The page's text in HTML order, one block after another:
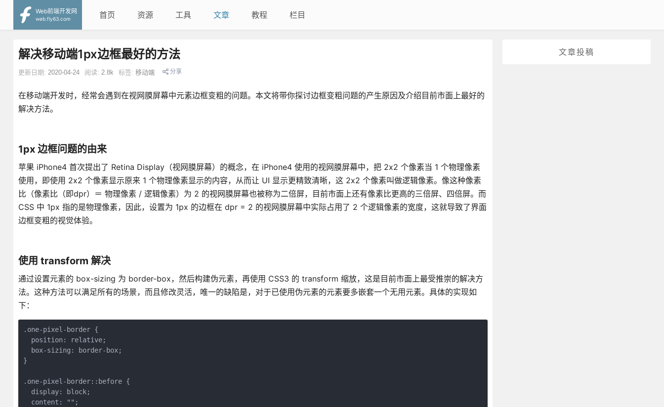
Web前端开发网
web.fly63.com
首页 资源 工具 文章 教程 栏目
文章投稿
解决移动端1px边框最好的方法
更新日期: 2020-04-24 阅读: 2.8k 标签: 移动端 分享
在移动端开发时，经常会遇到在视网膜屏幕中元素边框变粗的问题。本文将带你探讨边框变粗问题的产生原因及介绍目前市面上最好的
解决方法。
1px 边框问题的由来
苹果 iPhone4 首次提出了 Retina Display（视网膜屏幕）的概念，在 iPhone4 使用的视网膜屏幕中，把 2x2 个像素当 1 个物理像素
使用，即使用 2x2 个像素显示原来 1 个物理像素显示的内容，从而让 UI 显示更精致清晰，这 2x2 个像素叫做逻辑像素。像这种像素
比（像素比（即dpr）＝ 物理像素 / 逻辑像素）为 2 的视网膜屏幕也被称为二倍屏，目前市面上还有像素比更高的三倍屏、四倍屏。而
CSS 中 1px 指的是物理像素，因此，设置为 1px 的边框在 dpr = 2 的视网膜屏幕中实际占用了 2 个逻辑像素的宽度，这就导致了界面
边框变粗的视觉体验。
使用 transform 解决
通过设置元素的 box-sizing 为 border-box，然后构建伪元素，再使用 CSS3 的 transform 缩放，这是目前市面上最受推崇的解决方
法。这种方法可以满足所有的场景，而且修改灵活，唯一的缺陷是，对于已使用伪元素的元素要多嵌套一个无用元素。具体的实现如
下：
.one-pixel-border {
  position: relative;
  box-sizing: border-box;
}
.one-pixel-border::before {
  display: block;
  content: "";